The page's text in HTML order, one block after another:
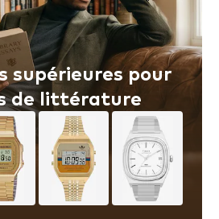
supérieures pour
de littérature